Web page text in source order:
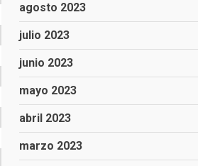
agosto 2023
julio 2023
junio 2023
mayo 2023
abril 2023
marzo 2023